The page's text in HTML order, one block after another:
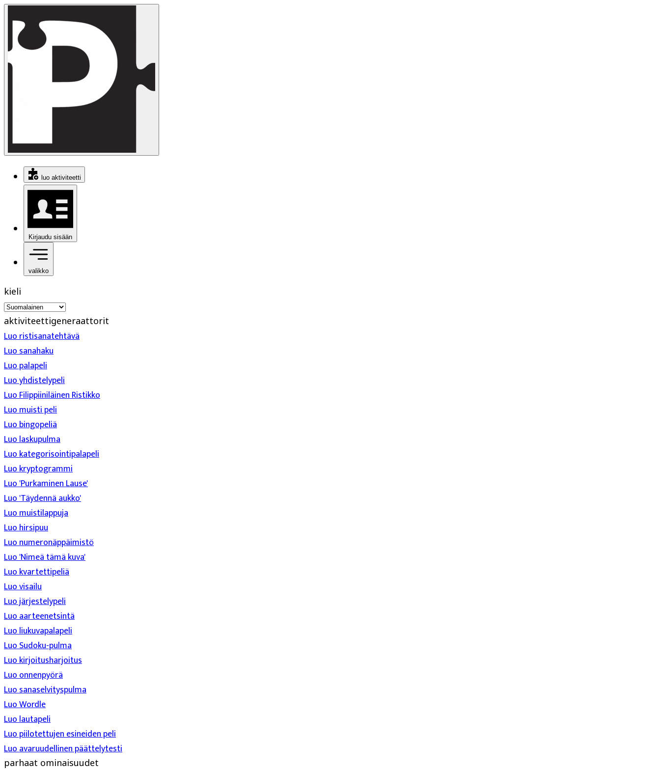
luo aktiviteetti
Kirjaudu sisään
valikko
kieli
aktiviteettigeneraattorit
Luo ristisanatehtävä
Luo sanahaku
Luo palapeli
Luo yhdistelypeli
Luo Filippiiniläinen Ristikko
Luo muisti peli
Luo bingopeliä
Luo laskupulma
Luo kategorisointipalapeli
Luo kryptogrammi
Luo 'Purkaminen Lause'
Luo 'Täydennä aukko'
Luo muistilappuja
Luo hirsipuu
Luo numeronäppäimistö
Luo 'Nimeä tämä kuva'
Luo kvartettipeliä
Luo visailu
Luo järjestelypeli
Luo aarteenetsintä
Luo liukuvapalapeli
Luo Sudoku-pulma
Luo kirjoitusharjoitus
Luo onnenpyörä
Luo sanaselvityspulma
Luo Wordle
Luo lautapeli
Luo piilotettujen esineiden peli
Luo avaruudellinen päättelytesti
parhaat ominaisuudet